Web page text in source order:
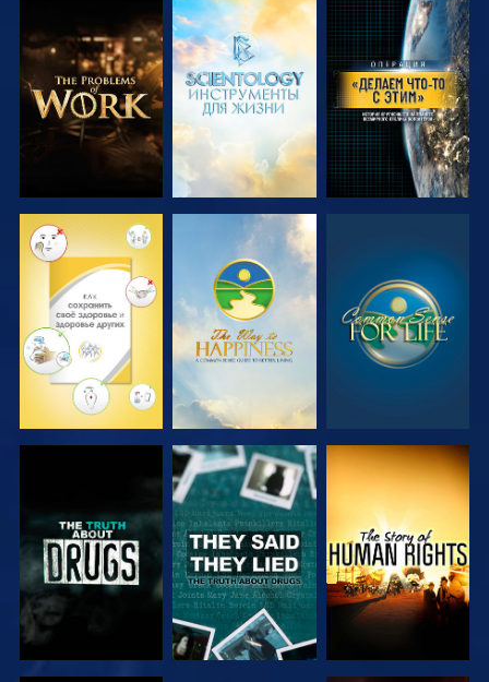
СМОТРЕТЬ
ПЕРЕДАЧИ
СМОТРЕТЬ
ПЕРЕДАЧИ
СМОТРЕТЬ
СМОТРЕТЬ СМОТРЕТЬ СМОТРЕТЬ
СМОТРЕТЬ СМОТРЕТЬ